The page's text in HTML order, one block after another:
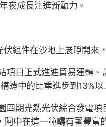
夜成長注進新動力。
組件在沙地上展睜開來
目正式進進貿易運轉
造中的比重進步到13%
期光熱光伏綜合發電
中在這一範疇有著豐富